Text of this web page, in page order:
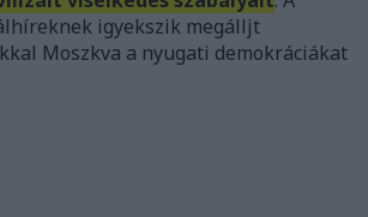
igyekszik megálljt
Moszkva a nyugati demokráciákat